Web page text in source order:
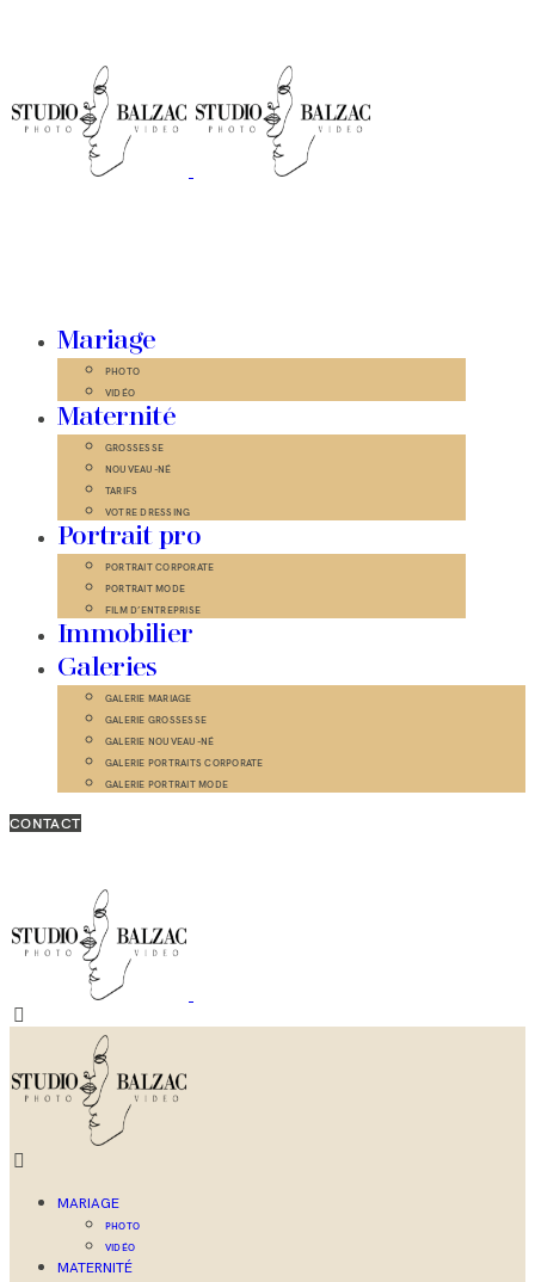
Mariage
PHOTO
VIDÉO
Maternité
GROSSESSE
NOUVEAU-NÉ
TARIFS
VOTRE DRESSING
Portrait pro
PORTRAIT CORPORATE
PORTRAIT MODE
FILM D’ENTREPRISE
Immobilier
Galeries
GALERIE MARIAGE
GALERIE GROSSESSE
GALERIE NOUVEAU-NÉ
GALERIE PORTRAITS CORPORATE
GALERIE PORTRAIT MODE
CONTACT
MARIAGE
PHOTO
VIDÉO
MATERNITÉ